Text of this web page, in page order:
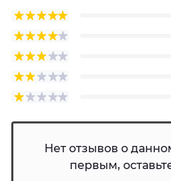
Нет отзывов о
первым,